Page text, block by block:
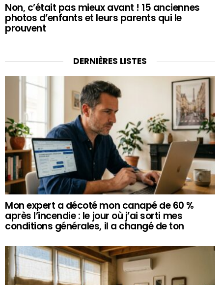
Non, c’était pas mieux avant ! 15 anciennes
photos d’enfants et leurs parents qui le
prouvent
DERNIÈRES LISTES
Mon expert a décoté mon canapé de 60 %
après l’incendie : le jour où j’ai sorti mes
conditions générales, il a changé de ton